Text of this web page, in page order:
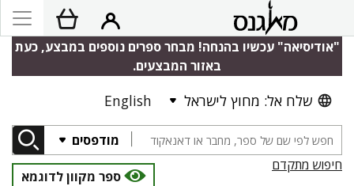
"אודיסיאה" עכשיו בהנחה! מבחר ספרים נוספים במבצע, כעת
באזור המבצעים.
שלח אל: מחוץ לישראל English
מודפסים
חיפוש מתקדם
ספר מקוון לדוגמא